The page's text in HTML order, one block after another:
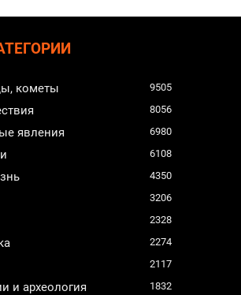
кометы 9505
8056
явления 6980
6108
4350
3206
2328
2274
2117
и археология 1832